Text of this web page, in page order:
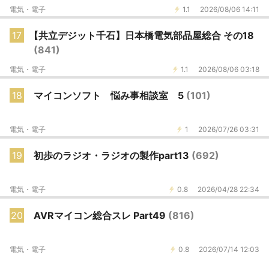
1.1 2026/08/06 14:11
電気・電子
17
【共立デジット千石】日本橋電気部品屋総合 その18
(841)
1.1 2026/08/06 03:18
電気・電子
18 マイコンソフト 悩み事相談室 5 (101)
1 2026/07/26 03:31
電気・電子
19 初歩のラジオ・ラジオの製作part13 (692)
0.8 2026/04/28 22:34
電気・電子
20 AVRマイコン総合スレ Part49 (816)
0.8 2026/07/14 12:03
電気・電子